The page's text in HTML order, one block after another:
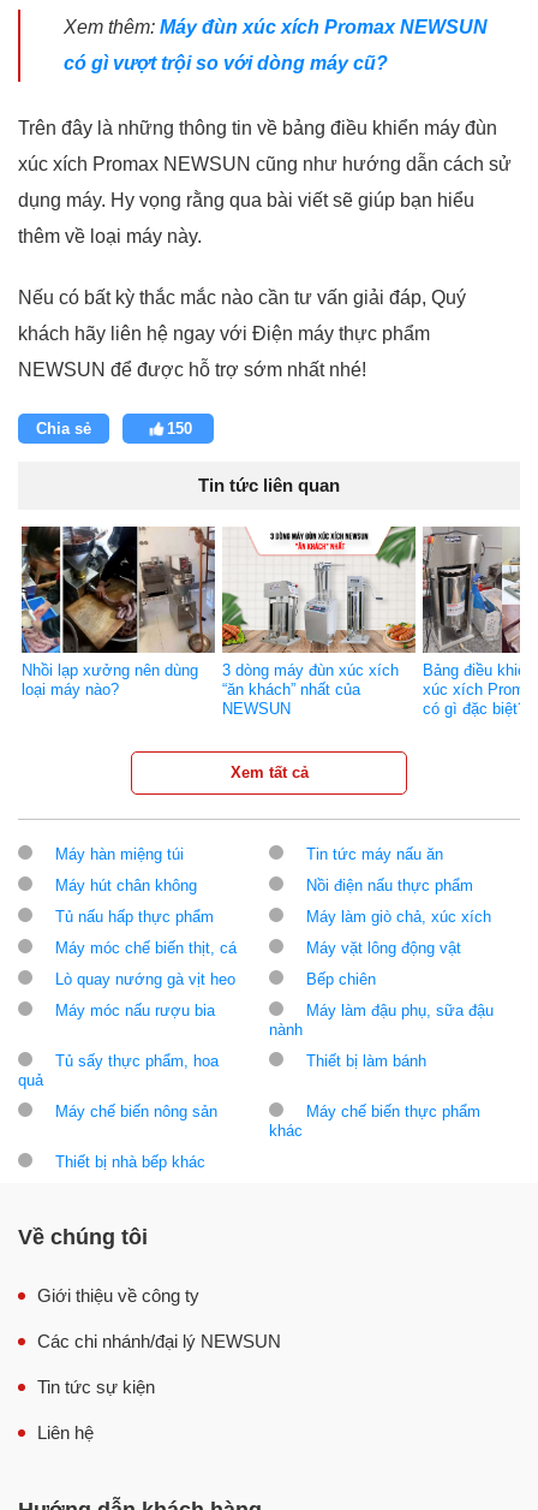
Xem thêm: Máy đùn xúc xích Promax NEWSUN
có gì vượt trội so với dòng máy cũ?
Trên đây là những thông tin về bảng điều khiển máy đùn
xúc xích Promax NEWSUN cũng như hướng dẫn cách sử
dụng máy. Hy vọng rằng qua bài viết sẽ giúp bạn hiểu
thêm về loại máy này.
Nếu có bất kỳ thắc mắc nào cần tư vấn giải đáp, Quý
khách hãy liên hệ ngay với Điện máy thực phẩm
NEWSUN để được hỗ trợ sớm nhất nhé!
Chia sẻ 150
Tin tức liên quan
Nhồi lạp xưởng nên dùng
loại máy nào?
3 dòng máy đùn xúc xích
“ăn khách” nhất của
NEWSUN
Bảng điều
xúc xích
có gì đặc biệt?
Xem tất cả
Máy hàn miệng túi
Tin tức máy nấu ăn
Máy hút chân không
Nồi điện nấu thực phẩm
Tủ nấu hấp thực phẩm
Máy làm giò chả, xúc xích
Máy móc chế biến thịt, cá
Máy vặt lông động vật
Lò quay nướng gà vịt heo
Bếp chiên
Máy móc nấu rượu bia
Máy làm đậu phụ, sữa đậu
nành
Tủ sấy thực phẩm, hoa
quả
Thiết bị làm bánh
Máy chế biến nông sản
Máy chế biến thực phẩm
khác
Thiết bị nhà bếp khác
Về chúng tôi
Giới thiệu về công ty
Các chi nhánh/đại lý NEWSUN
Tin tức sự kiện
Liên hệ